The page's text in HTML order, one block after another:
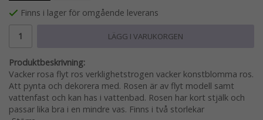
Finns i lager för omgående leverans
LÄGG I VARUKORGEN
Produktbeskrivning:
Vacker rosa flyt ros verklighetstrogen vacker konstblomma ros.
Att pynta och dekorera med. Rosen är av flyt modell samt
vattenfast och kan has i vattenbad. Rosen har kort stjälk och
passar lika bra i en mindre vas. Finns i två storlekar